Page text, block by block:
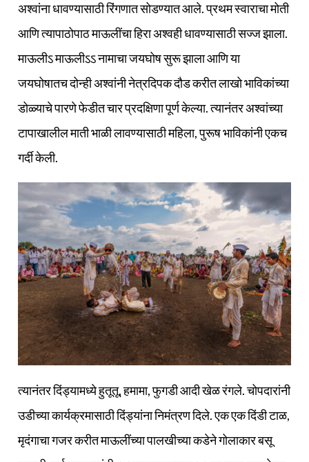
अश्‍वांना धावण्यासाठी रिंगणात सोडण्यात आले. प्रथम स्वाराचा मोती
आणि त्यापाठोपाठ माऊलींचा हिरा अश्‍वही धावण्यासाठी सज्ज झाला.
माऊलीऽ माऊलीऽऽ नामाचा जयघोष सुरू झाला आणि या
जयघोषातच दोन्ही अश्‍वांनी नेत्रदिपक दौड करीत लाखो भाविकांच्या
डोळ्याचे पारणे फेडीत चार प्रदक्षिणा पूर्ण केल्या. त्यानंतर अश्‍वांच्या
टापाखालील माती भाळी लावण्यासाठी महिला, पुरूष भाविकांनी एकच
गर्दी केली.
त्यानंतर दिंड्यामध्ये हुतूतू, हमामा, फुगडी आदी खेळ रंगले. चोपदारांनी
उडीच्या कार्यक्रमासाठी दिंड्यांना निमंत्रण दिले. एक एक दिंडी टाळ,
मृदंगाचा गजर करीत माऊलींच्या पालखीच्या कडेने गोलाकार बसू